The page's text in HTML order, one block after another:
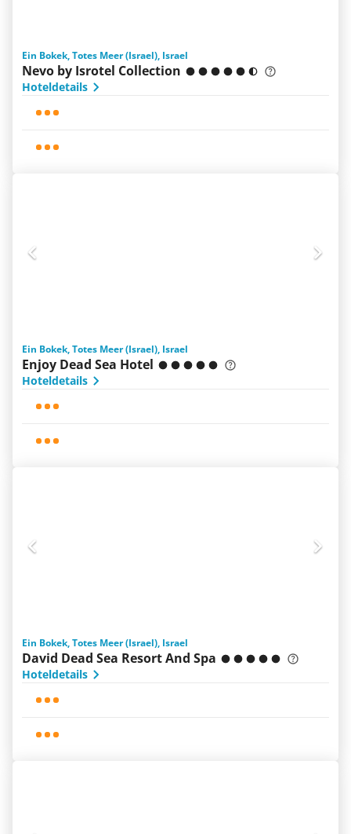
Ein Bokek, Totes Meer (Israel), Israel
Nevo by Isrotel Collection
Hoteldetails
Ein Bokek, Totes Meer (Israel), Israel
Enjoy Dead Sea Hotel
Hoteldetails
Ein Bokek, Totes Meer (Israel), Israel
David Dead Sea Resort And Spa
Hoteldetails